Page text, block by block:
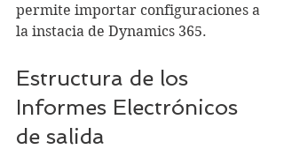
permite importar configuraciones a
la instacia de Dynamics 365.
Estructura de los
Informes Electrónicos
de salida